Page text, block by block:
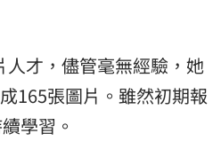
才，儘管毫無經驗，她
165張圖片。雖然初期報
學習。